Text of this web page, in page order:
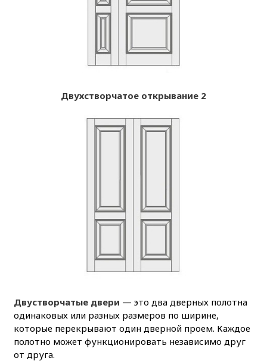
Двухстворчатое открывание 2
Двустворчатые двери — это два дверных полотна
одинаковых или разных размеров по ширине,
которые перекрывают один дверной проем. Каждое
полотно может функционировать независимо друг
от друга.